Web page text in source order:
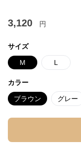
3,120 円
サイズ
M L
カラー
ブラウン グレー